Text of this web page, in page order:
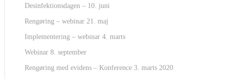
Desinfektionsdagen – 10. juni
Rengøring – webinar 21. maj
Implementering – webinar 4. marts
Webinar 8. september
Rengøring med evidens – Konference 3. marts 2020